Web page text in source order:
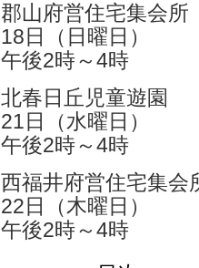
郡山府営住宅集会所
18日（日曜日）
午後2時～4時
北春日丘児童遊園
21日（水曜日）
午後2時～4時
西福井府営住宅集会
22日（木曜日）
午後2時～4時